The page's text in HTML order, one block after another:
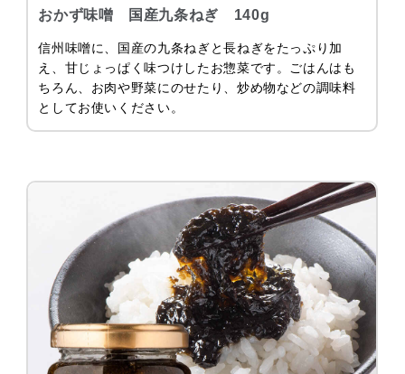
おかず味噌 国産九条ねぎ 140g
信州味噌に、国産の九条ねぎと長ねぎをたっぷり加
え、甘じょっぱく味つけしたお惣菜です。ごはんはも
ちろん、お肉や野菜にのせたり、炒め物などの調味料
としてお使いください。